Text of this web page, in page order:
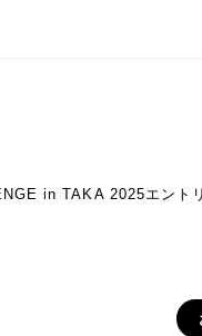
in TAKA 2025エント